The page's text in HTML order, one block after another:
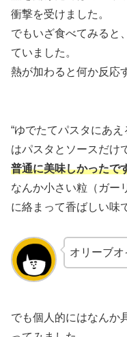
衝撃を受けました。
でもいざ食べてみると
ていました。
熱が加わると何か反応
“ゆでたてパスタにあ
はパスタとソースだけ
普通に美味しかったで
なんか小さい粒（ガー
に絡まって香ばしい味
オリーブオ
でも個人的にはなんか